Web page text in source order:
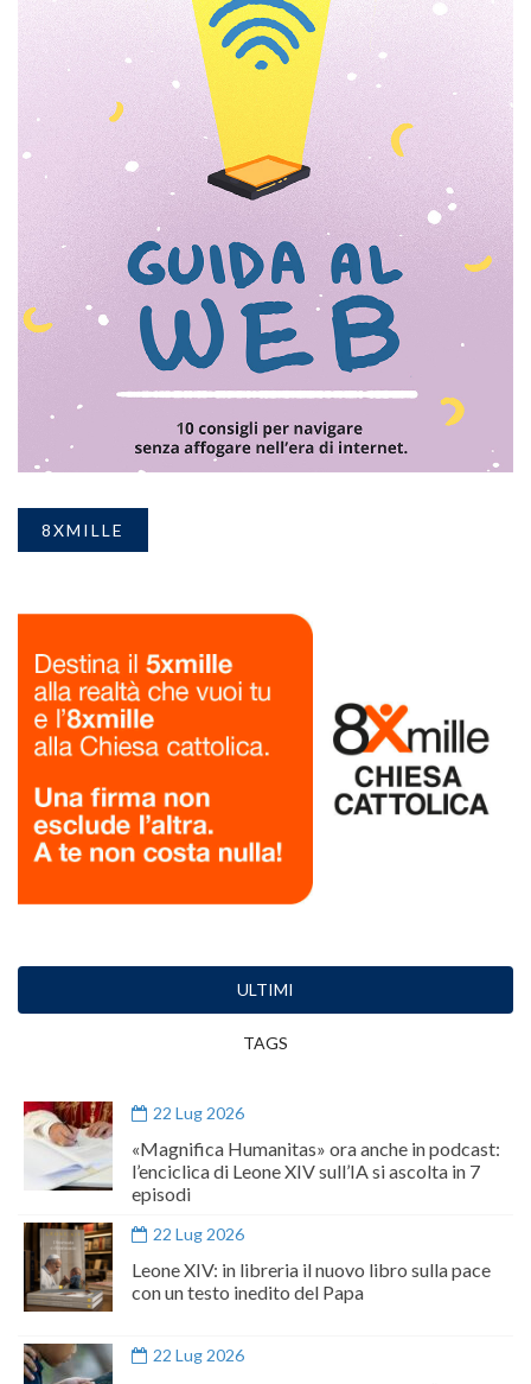
8XMILLE
ULTIMI
TAGS
22 Lug 2026
«Magnifica Humanitas» ora anche in podcast:
l’enciclica di Leone XIV sull’IA si ascolta in 7
episodi
22 Lug 2026
Leone XIV: in libreria il nuovo libro sulla pace
con un testo inedito del Papa
22 Lug 2026